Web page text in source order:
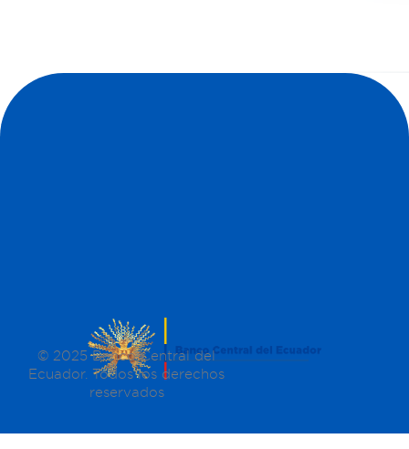
© 2025 Banco Central del
Ecuador. Todos los derechos
reservados